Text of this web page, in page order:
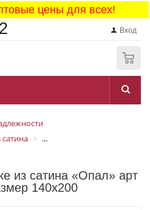
цены для всех!
Вход
сатина ...
из сатина «Опал» арт
140x200